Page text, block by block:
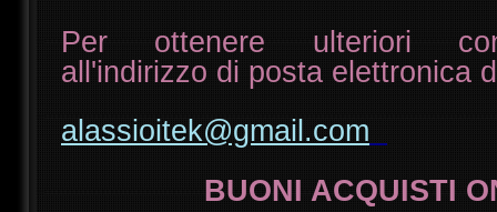
Per ottenere ulteriori
all'indirizzo di posta elettronica
alassioitek@gmail.com
BUONI ACQUISTI